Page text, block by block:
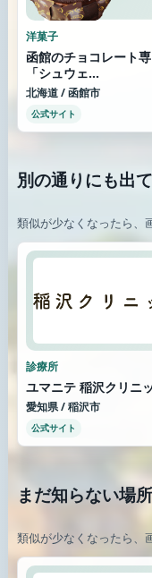
洋菓子
函館のチョコレート
「シュウェ...
北海道 / 函館市
公式サイト
別の通りにも出
類似が少なくなったら、
診療所
ユマニテ 稲沢クリニ
愛知県 / 稲沢市
公式サイト
まだ知らない場
類似が少なくなったら、